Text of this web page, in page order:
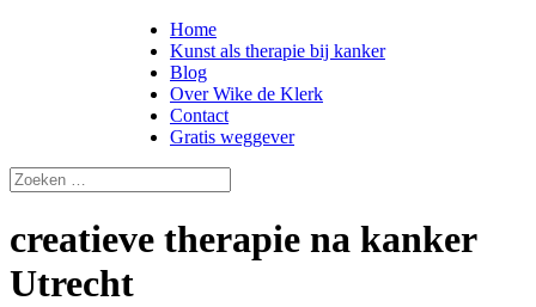
Home
Kunst als therapie bij kanker
Blog
Over Wike de Klerk
Contact
Gratis weggever
creatieve therapie na kanker
Utrecht